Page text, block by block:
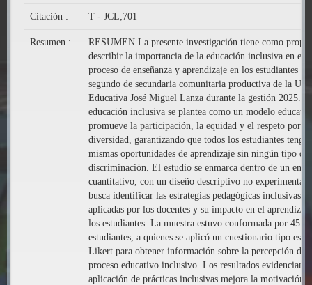
Citación : T - JCL;701
Resumen :
RESUMEN La presente investigación tiene como
describir la importancia de la educación inclusiva en el
proceso de enseñanza y aprendizaje en los estudiantes de
segundo de secundaria comunitaria productiva de la
Educativa José Miguel Lanza durante la gestión 2025.
educación inclusiva se plantea como un modelo
promueve la participación, la equidad y el respeto por la
diversidad, garantizando que todos los estudiantes
mismas oportunidades de aprendizaje sin ningún tipo de
discriminación. El estudio se enmarca dentro de un
cuantitativo, con un diseño descriptivo no experimental,
busca identificar las estrategias pedagógicas inclusivas
aplicadas por los docentes y su impacto en el
los estudiantes. La muestra estuvo conformada por 45
estudiantes, a quienes se aplicó un cuestionario tipo
Likert para obtener información sobre la percepción del
proceso educativo inclusivo. Los resultados evidencian
aplicación de prácticas inclusivas mejora la motivación,